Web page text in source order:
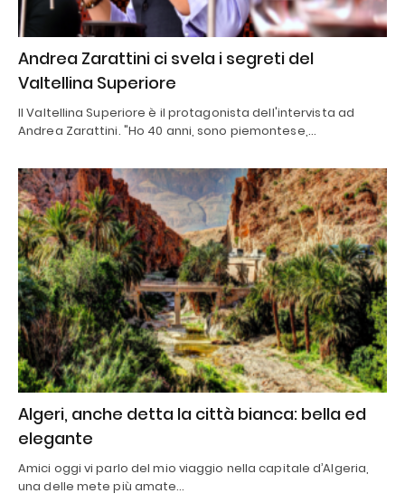
Andrea Zarattini ci svela i segreti del
Valtellina Superiore
Il Valtellina Superiore è il protagonista dell'intervista ad
Andrea Zarattini. "Ho 40 anni, sono piemontese,…
Algeri, anche detta la città bianca: bella ed
elegante
Amici oggi vi parlo del mio viaggio nella capitale d’Algeria,
una delle mete più amate…